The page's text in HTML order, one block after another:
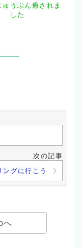
ゅうぶん癒されま
した
次の記事
ングに行こう
へ